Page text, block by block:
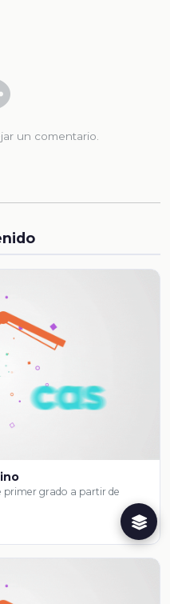
un comentario.
primer grado a partir de